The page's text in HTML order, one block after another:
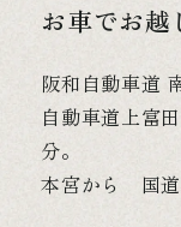
お車でお越
阪和自動車道
自動車道上
分。
本宮から 国